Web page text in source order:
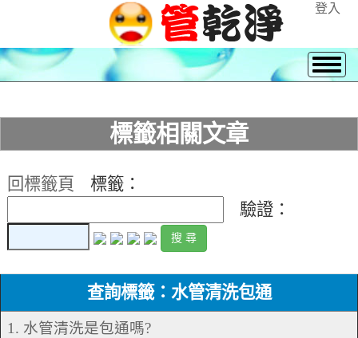
登入
標籤相關文章
回標籤頁
標籤：
驗證：
查詢標籤：水管清洗包通
1. 水管清洗是包通嗎?